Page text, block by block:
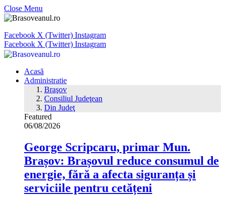
Close Menu
Facebook X (Twitter) Instagram
Facebook X (Twitter) Instagram
Acasă
Administratie
Braşov
Consiliul Judeţean
Din Judeţ
Featured
06/08/2026
George Scripcaru, primar Mun.
Brașov: Brașovul reduce consumul de
energie, fără a afecta siguranța și
serviciile pentru cetățeni